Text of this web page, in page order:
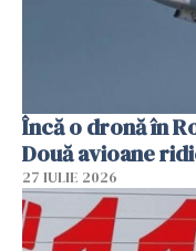
Încă o dronă în
Două avioane
27 IULIE 2026